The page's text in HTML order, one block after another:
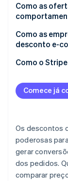
Como as
Como as
desconto e-
Como o
Comece já
Os descontos
poderosas
gerar
dos pedidos.
comparar